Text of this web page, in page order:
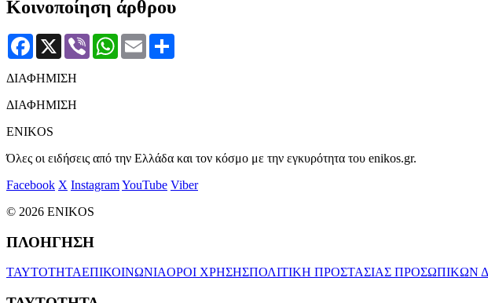
Κοινοποίηση άρθρου
Facebook
X Viber WhatsApp
Email
ΔΙΑΦΗΜΙΣΗ
ΔΙΑΦΗΜΙΣΗ
ENIKOS
Όλες οι ειδήσεις από την Ελλάδα και τον κόσμο με την εγκυρότητα του enikos.gr.
Facebook X InstagramYouTube Viber
© 2026 ENIKOS
ΠΛΟΗΓΗΣΗ
ΤΑΥΤΟΤΗΤΑΕΠΙΚΟΙΝΩΝΙΑΟΡΟΙ ΧΡΗΣΗΣΠΟΛΙΤΙΚΗ ΠΡΟΣΤΑΣΙΑΣ ΠΡΟΣΩΠΙΚΩΝ